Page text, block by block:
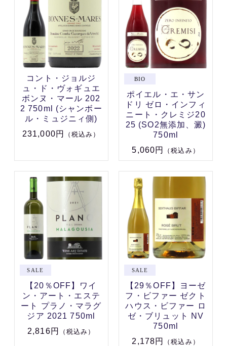
コント・ジョルジ
ュ・ド・ヴォギュエ
ボンヌ・マール 202
2 750ml (シャンボー
ル・ミュジニィ側)
231,000円
（税込み）
ポイエル・エ・サン
ドリ ゼロ・インフィ
ニート・クレミジ20
25 (SO2無添加、澱)
750ml
5,060円
（税込み）
【20％OFF】ワイ
ン・アート・エステ
ート プラノ・マラグ
ジア 2021 750ml
2,816円
（税込み）
【29％OFF】ヨーゼ
フ・ビファー ゼクト
ハウス・ビファー ロ
ゼ・ブリュット NV
750ml
2,178円
（税込み）